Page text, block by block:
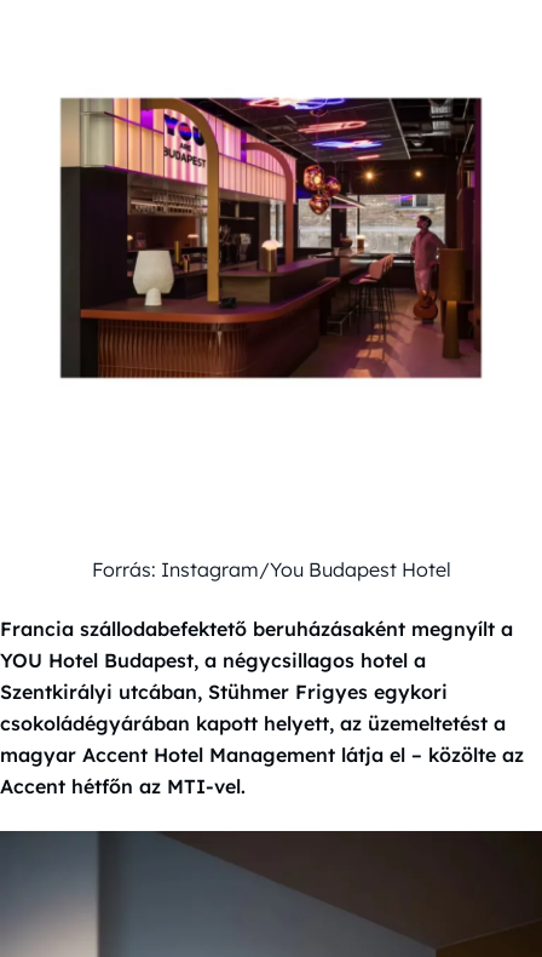
Forrás: Instagram/You Budapest Hotel
Francia szállodabefektető beruházásaként megnyílt a
YOU Hotel Budapest, a négycsillagos hotel a
Szentkirályi utcában, Stühmer Frigyes egykori
csokoládégyárában kapott helyett, az üzemeltetést a
magyar Accent Hotel Management látja el – közölte az
Accent hétfőn az MTI-vel.